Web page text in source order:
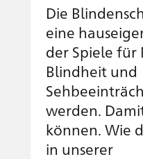
Die
eine
der Spiele für
Blindheit und
werden.
können. Wie
in unserer